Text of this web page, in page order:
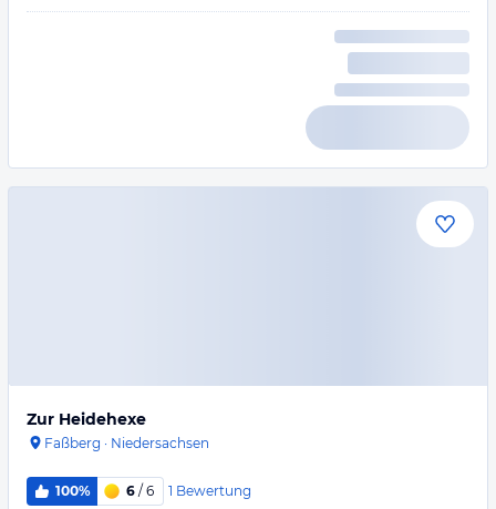
Zur Heidehexe
Faßberg · Niedersachsen
100% 6 / 6 1 Bewertung